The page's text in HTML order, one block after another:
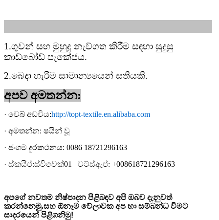
1.ගුවන් සහ මුහුදු නැව්ගත කිරීම සඳහා සුදුසු
කාඩ්බෝඩ් පැකේජය.
2.බෙදා හැරීම සාමාන්‍යයෙන් සතියකි.
අපව අමතන්න:
· වෙබ් අඩවිය:http://topt-textile.en.alibaba.com
· අමතන්න: ෂයින් වූ
· ජංගම දුරකථනය: 0086 18721296163
· ස්කයිප්:ස්විචෙක්01 වට්ස්ඇප්: +008618721296163
අපගේ නවතම නිෂ්පාදන පිළිබඳව අපි ඔබව දැනුවත්
කරන්නෙමු.සහ ඕනෑම වේලාවක අප හා සම්බන්ධ වීමට
සාදරයෙන් පිළිගනිමු!